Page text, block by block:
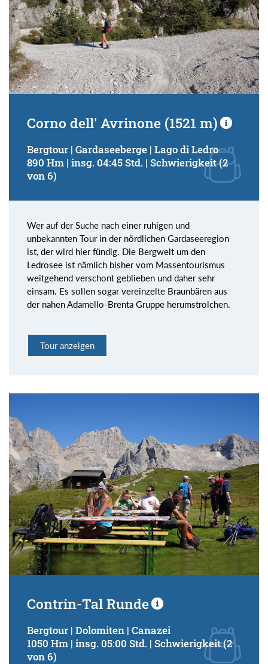
Corno dell' Avrinone (1521 m)
Bergtour | Gardaseeberge | Lago di Ledro
890 Hm | insg. 04:45 Std. | Schwierigkeit (2
von 6)
Wer auf der Suche nach einer ruhigen und
unbekannten Tour in der nördlichen Gardaseeregion
ist, der wird hier fündig. Die Bergwelt um den
Ledrosee ist nämlich bisher vom Massentourismus
weitgehend verschont geblieben und daher sehr
einsam. Es sollen sogar vereinzelte Braunbären aus
der nahen Adamello-Brenta Gruppe herumstrolchen.
Tour anzeigen
Contrin-Tal Runde
Bergtour | Dolomiten | Canazei
1050 Hm | insg. 05:00 Std. | Schwierigkeit (2
von 6)